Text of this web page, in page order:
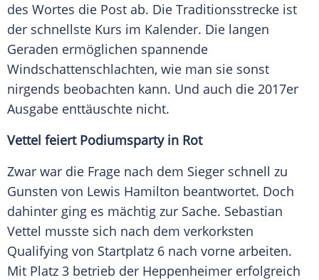
des Wortes die Post ab. Die Traditionsstrecke ist
der schnellste Kurs im Kalender. Die langen
Geraden ermöglichen spannende
Windschattenschlachten, wie man sie sonst
nirgends beobachten kann. Und auch die 2017er
Ausgabe enttäuschte nicht.
Vettel feiert Podiumsparty in Rot
Zwar war die Frage nach dem Sieger schnell zu
Gunsten von Lewis Hamilton beantwortet. Doch
dahinter ging es mächtig zur Sache. Sebastian
Vettel musste sich nach dem verkorksten
Qualifying von Startplatz 6 nach vorne arbeiten.
Mit Platz 3 betrieb der Heppenheimer erfolgreich